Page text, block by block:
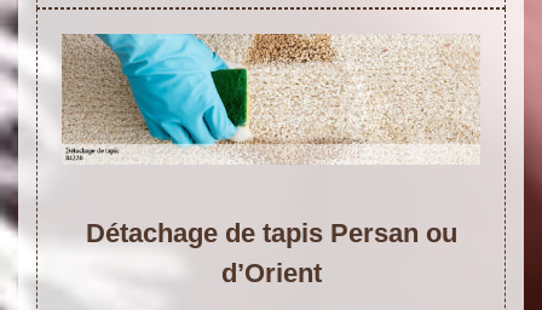
Détachage de tapis Persan ou
d’Orient